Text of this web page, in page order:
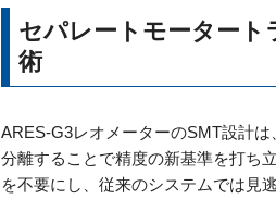
セパレートモータート
術
ARES‑G3レオメーターのSMT設計
分離することで精度の新基準を打ち
を不要にし、従来のシステムでは見